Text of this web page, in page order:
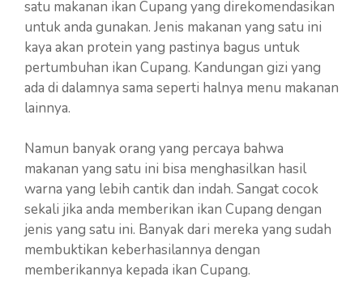
satu makanan ikan Cupang yang direkomendasikan
untuk anda gunakan. Jenis makanan yang satu ini
kaya akan protein yang pastinya bagus untuk
pertumbuhan ikan Cupang. Kandungan gizi yang
ada di dalamnya sama seperti halnya menu makanan
lainnya.
Namun banyak orang yang percaya bahwa
makanan yang satu ini bisa menghasilkan hasil
warna yang lebih cantik dan indah. Sangat cocok
sekali jika anda memberikan ikan Cupang dengan
jenis yang satu ini. Banyak dari mereka yang sudah
membuktikan keberhasilannya dengan
memberikannya kepada ikan Cupang.